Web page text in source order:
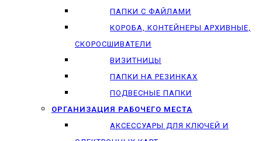
ПАПКИ С ФАЙЛАМИ
КОРОБА, КОНТЕЙНЕРЫ АРХИВНЫЕ,
СКОРОСШИВАТЕЛИ
ВИЗИТНИЦЫ
ПАПКИ НА РЕЗИНКАХ
ПОДВЕСНЫЕ ПАПКИ
ОРГАНИЗАЦИЯ РАБОЧЕГО МЕСТА
АКСЕССУАРЫ ДЛЯ КЛЮЧЕЙ И